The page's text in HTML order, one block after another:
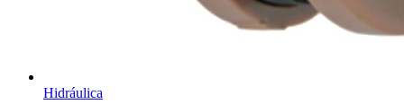
Hidráulica